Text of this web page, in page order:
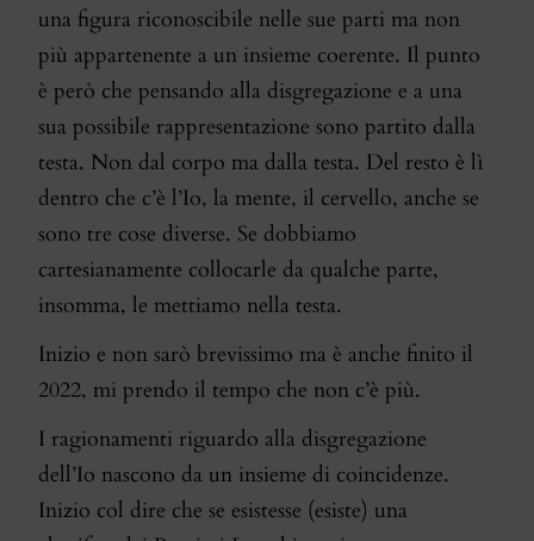
una figura riconoscibile nelle sue parti ma non
più appartenente a un insieme coerente. Il punto
è però che pensando alla disgregazione e a una
sua possibile rappresentazione sono partito dalla
testa. Non dal corpo ma dalla testa. Del resto è lì
dentro che c’è l’Io, la mente, il cervello, anche se
sono tre cose diverse. Se dobbiamo
cartesianamente collocarle da qualche parte,
insomma, le mettiamo nella testa.
Inizio e non sarò brevissimo ma è anche finito il
2022, mi prendo il tempo che non c’è più.
I ragionamenti riguardo alla disgregazione
dell’Io nascono da un insieme di coincidenze.
Inizio col dire che se esistesse (esiste) una